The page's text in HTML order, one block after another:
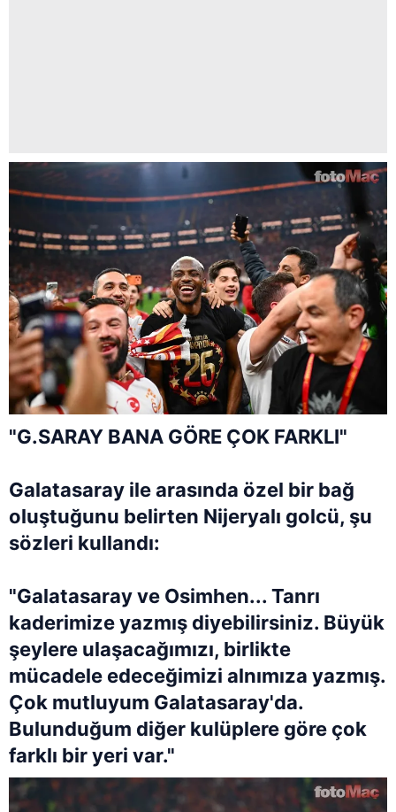
"G.SARAY BANA GÖRE ÇOK FARKLI"
Galatasaray ile arasında özel bir bağ
oluştuğunu belirten Nijeryalı golcü, şu
sözleri kullandı:
"Galatasaray ve Osimhen... Tanrı
kaderimize yazmış diyebilirsiniz. Büyük
şeylere ulaşacağımızı, birlikte
mücadele edeceğimizi alnımıza yazmış.
Çok mutluyum Galatasaray'da.
Bulunduğum diğer kulüplere göre çok
farklı bir yeri var."